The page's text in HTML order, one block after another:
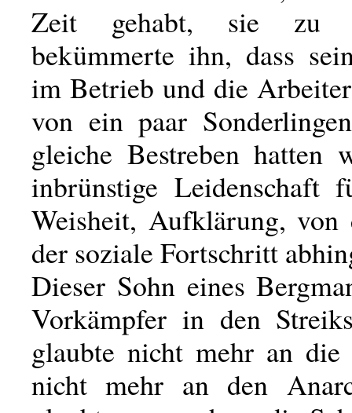
Zeit gehabt, sie zu
bekümmerte ihn, dass
im Betrieb und die
von ein paar
gleiche Bestreben hatten
inbrünstige Leidenschaft
Weisheit, Aufklärung, von
der soziale Fortschritt
Dieser Sohn eines
Vorkämpfer in den
glaubte nicht mehr an die
nicht mehr an den